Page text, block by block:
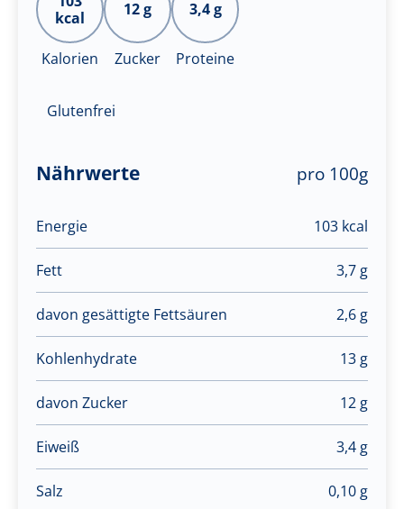
kcal
Kalorien
12 g
Zucker
3,4 g
Proteine
Glutenfrei
Nährwerte pro 100g
Energie 103 kcal
Fett 3,7 g
davon gesättigte Fettsäuren 2,6 g
Kohlenhydrate 13 g
davon Zucker 12 g
Eiweiß 3,4 g
Salz 0,10 g